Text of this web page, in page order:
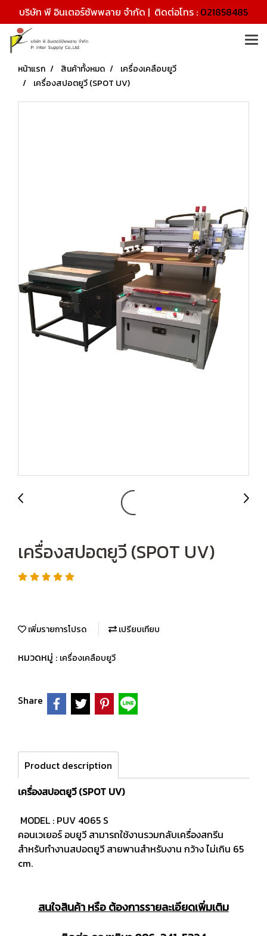
บริษัท พี อินเตอร์ซัพพลาย จำกัด | ติดต่อโทร : 021858485
หน้าแรก สินค้าทั้งหมด
เครื่องเคลือบยูวี
เครื่องสปอตยูวี (SPOT UV)
เครื่องสปอตยูวี (SPOT UV)
เพิ่มรายการโปรด เปรียบเทียบ
หมวดหมู่ : เครื่องเคลือบยูวี
Share
Product description
เครื่องสปอตยูวี (SPOT UV)
MODEL : PUV 4065 S
คอนเวเยอร์ อบยูวี สามารถใช้งานรวมกลับเครื่องสกรีน
สำหรับทำงานสปอตยูวี สายพานสำหรับงาน กว้าง ไม่เกิน 65
cm.
สนใจสินค้า หรือ ต้องการรายละเอียดเพิ่มเติม